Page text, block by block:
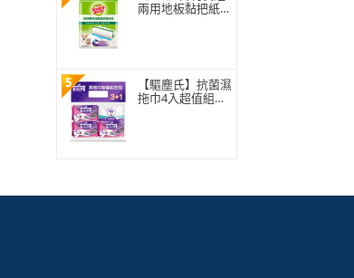
兩用地板黏把紙捲
5
【驅塵氏】抗菌濕
拖巾4入超值組合